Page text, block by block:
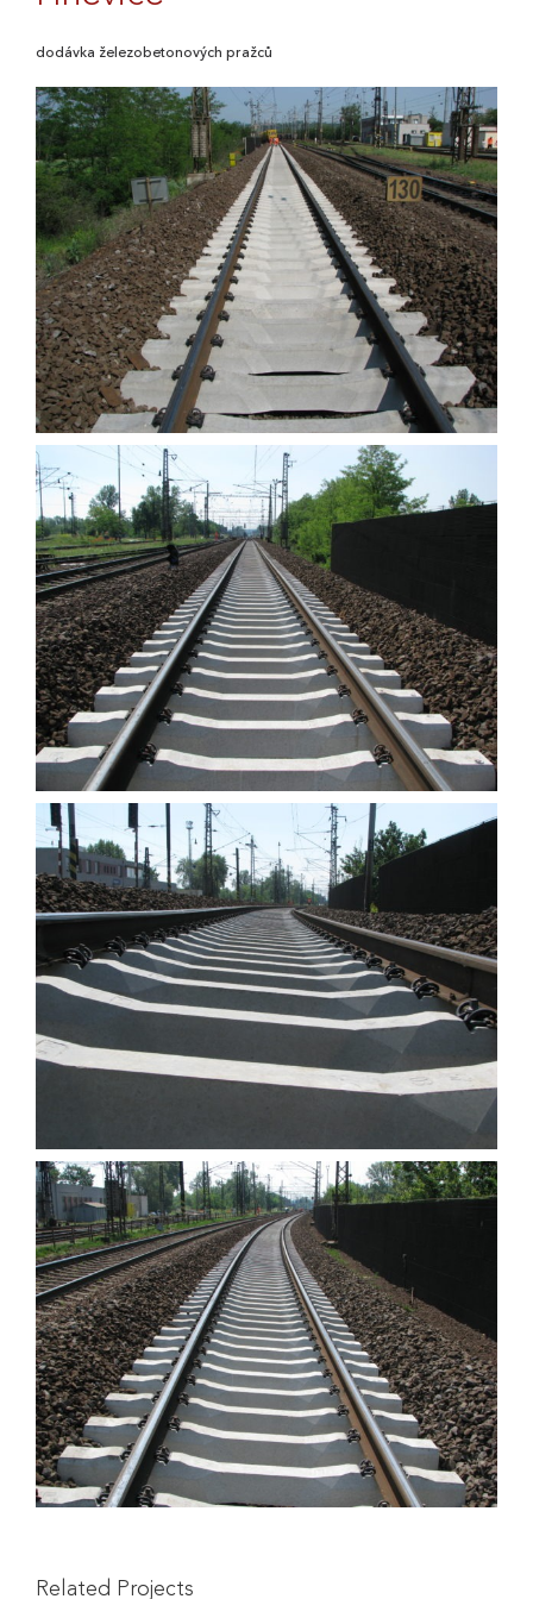
dodávka železobetonových pražců
Related Projects